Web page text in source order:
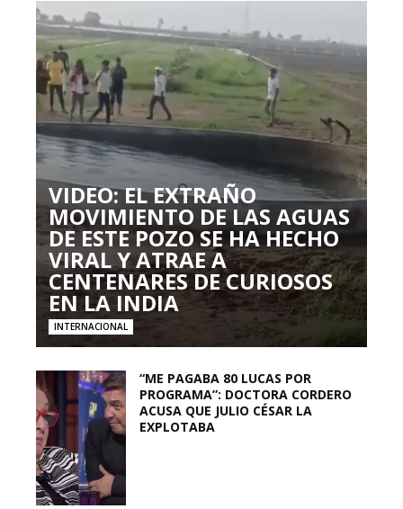
VIDEO: EL EXTRAÑO
MOVIMIENTO DE LAS AGUAS
DE ESTE POZO SE HA HECHO
VIRAL Y ATRAE A
CENTENARES DE CURIOSOS
EN LA INDIA
INTERNACIONAL
“ME PAGABA 80 LUCAS POR
PROGRAMA”: DOCTORA CORDERO
ACUSA QUE JULIO CÉSAR LA
EXPLOTABA